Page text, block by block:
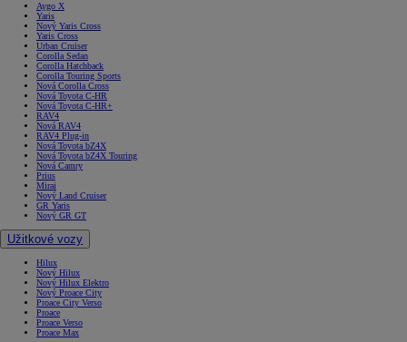
Aygo X
Yaris
Nový Yaris Cross
Yaris Cross
Urban Cruiser
Corolla Sedan
Corolla Hatchback
Corolla Touring Sports
Nová Corolla Cross
Nová Toyota C-HR
Nová Toyota C-HR+
RAV4
Nová RAV4
RAV4 Plug-in
Nová Toyota bZ4X
Nová Toyota bZ4X Touring
Nová Camry
Prius
Mirai
Nový Land Cruiser
GR Yaris
Nový GR GT
Užitkové vozy
Hilux
Nový Hilux
Nový Hilux Elektro
Nový Proace City
Proace City Verso
Proace
Proace Verso
Proace Max